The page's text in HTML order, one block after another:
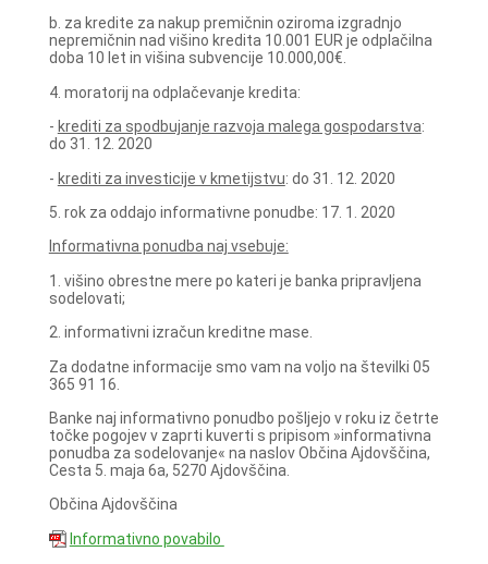
b. za kredite za nakup premičnin oziroma izgradnjo
nepremičnin nad višino kredita 10.001 EUR je odplačilna
doba 10 let in višina subvencije 10.000,00€.
4. moratorij na odplačevanje kredita:
- krediti za spodbujanje razvoja malega gospodarstva:
do 31. 12. 2020
- krediti za investicije v kmetijstvu: do 31. 12. 2020
5. rok za oddajo informativne ponudbe: 17. 1. 2020
Informativna ponudba naj vsebuje:
1. višino obrestne mere po kateri je banka pripravljena
sodelovati;
2. informativni izračun kreditne mase.
Za dodatne informacije smo vam na voljo na številki 05
365 91 16.
Banke naj informativno ponudbo pošljejo v roku iz četrte
točke pogojev v zaprti kuverti s pripisom »informativna
ponudba za sodelovanje« na naslov Občina Ajdovščina,
Cesta 5. maja 6a, 5270 Ajdovščina.
Občina Ajdovščina
Informativno povabilo